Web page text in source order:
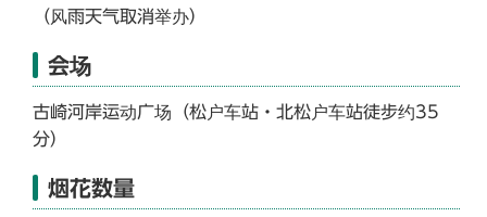
（风雨天气取消举办）
会场
古崎河岸运动广场（松户车站・北松户车站徒步约35
分）
烟花数量